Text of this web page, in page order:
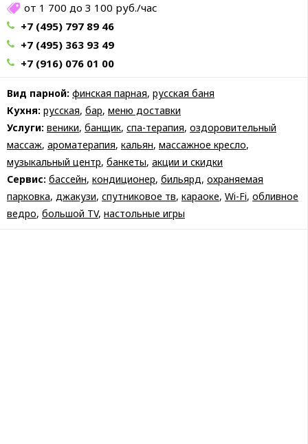
от 1 700 до 3 100 руб./час
+7 (495) 797 89 46
+7 (495) 363 93 49
+7 (916) 076 01 00
Вид парной: финская парная, русская баня
Кухня: русская, бар, меню доставки
Услуги: веники, банщик, спа-терапия, оздоровительный
массаж, ароматерапия, кальян, массажное кресло,
музыкальный центр, банкеты, акции и скидки
Сервис: бассейн, кондиционер, бильярд, охраняемая
парковка, джакузи, спутниковое тв, караоке, Wi-Fi, обливное
ведро, большой TV, настольные игры